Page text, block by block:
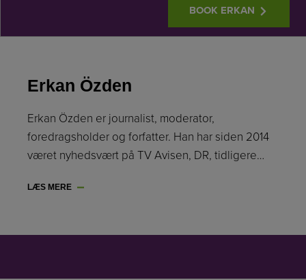
Erkan Özden
Erkan Özden er journalist, moderator,
foredragsholder og forfatter. Han har siden 2014
været nyhedsvært på TV Avisen, DR, tidligere…
LÆS MERE
BOOK ERKAN